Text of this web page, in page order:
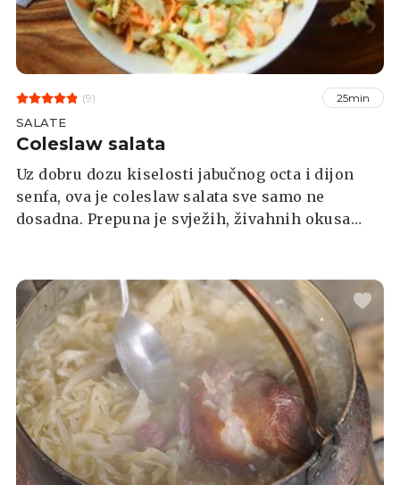
(9) 25min
SALATE
Coleslaw salata
Uz dobru dozu kiselosti jabučnog octa i dijon
senfa, ova je coleslaw salata sve samo ne
dosadna. Prepuna je svježih, živahnih okusa
jako začinjeno meso, poput junetine ili
svinjetine u saftu ili je jednostavno ubacite u
svoj sljedeći hot dog ili hamburger.